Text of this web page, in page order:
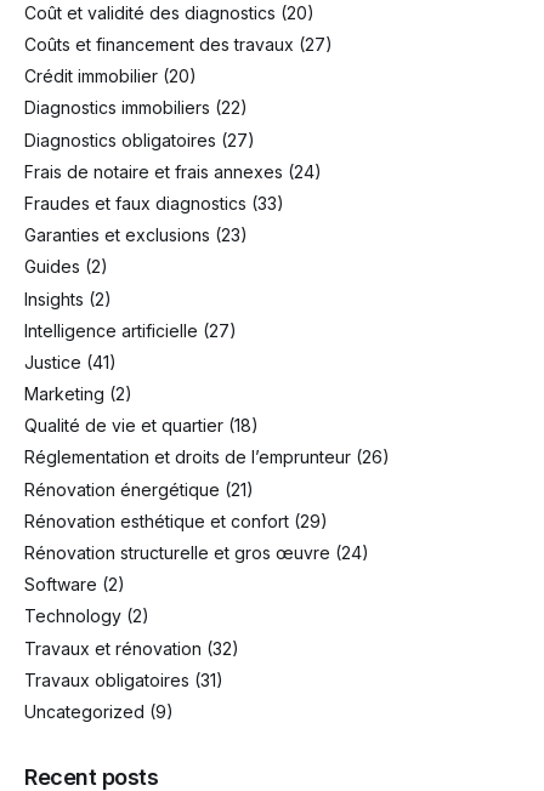
Coût et validité des diagnostics (20)
Coûts et financement des travaux (27)
Crédit immobilier (20)
Diagnostics immobiliers (22)
Diagnostics obligatoires (27)
Frais de notaire et frais annexes (24)
Fraudes et faux diagnostics (33)
Garanties et exclusions (23)
Guides (2)
Insights (2)
Intelligence artificielle (27)
Justice (41)
Marketing (2)
Qualité de vie et quartier (18)
Réglementation et droits de l’emprunteur (26)
Rénovation énergétique (21)
Rénovation esthétique et confort (29)
Rénovation structurelle et gros œuvre (24)
Software (2)
Technology (2)
Travaux et rénovation (32)
Travaux obligatoires (31)
Uncategorized (9)
Recent posts